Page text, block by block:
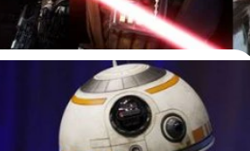
ง StarWars จะมาเป็นของ
ฟนบังคับ !!